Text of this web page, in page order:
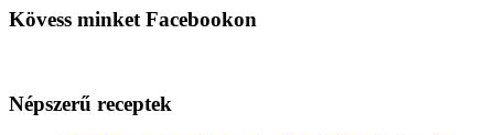
Kövess minket Facebookon
Népszerű receptek